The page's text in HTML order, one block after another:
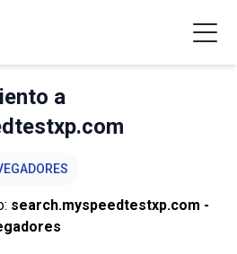
a
search.myspeedtestxp.com -